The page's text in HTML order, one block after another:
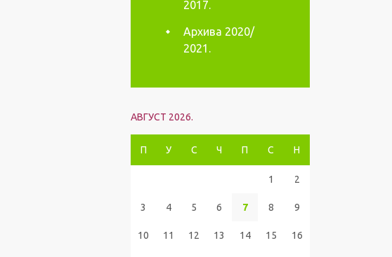
2017.
Архива 2020/
2021.
АВГУСТ 2026.
П У С Ч П С Н
1 2
3 4 5 6 7 8 9
10 11 12 13 14 15 16